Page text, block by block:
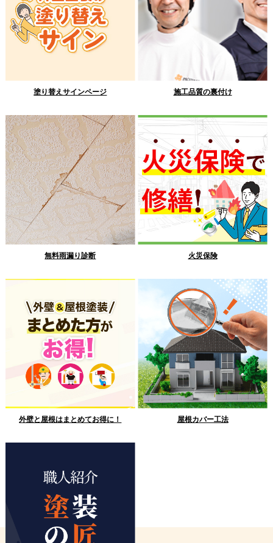
塗り替えサインページ 施工品質の裏付け
無料雨漏り診断 火災保険
外壁と屋根はまとめてお得に！ 屋根カバー工法